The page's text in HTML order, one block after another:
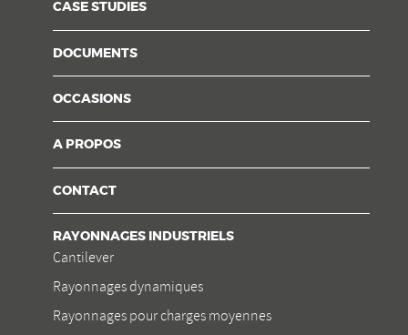
CASE STUDIES
DOCUMENTS
OCCASIONS
A PROPOS
CONTACT
RAYONNAGES INDUSTRIELS
Cantilever
Rayonnages dynamiques
Rayonnages pour charges moyennes